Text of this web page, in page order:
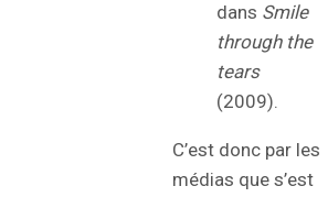
dans Smile
through the
tears
(2009).
C’est donc par les
médias que s’est